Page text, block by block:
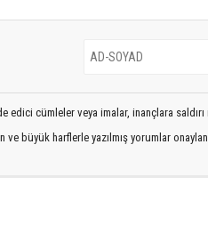
edici cümleler veya imalar, inançlara
ve büyük harflerle yazılmış yorumlar